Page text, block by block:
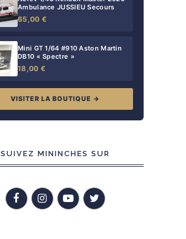
Ambulance JUSSIEU Secours
65,00 €
Mini GT 1/64 #910 Aston Martin
DB10 « Spectre »
18,00 €
VISITER LA BOUTIQUE →
SUIVEZ MININCHES SUR